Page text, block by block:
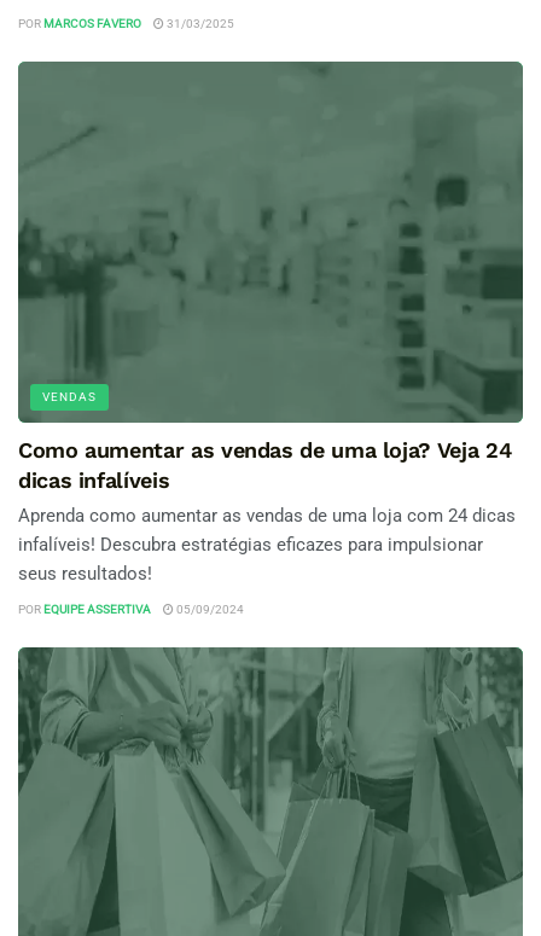
POR MARCOS FAVERO 31/03/2025
VENDAS
Como aumentar as vendas de uma loja? Veja 24
dicas infalíveis
Aprenda como aumentar as vendas de uma loja com 24 dicas
infalíveis! Descubra estratégias eficazes para impulsionar
seus resultados!
POR EQUIPE ASSERTIVA 05/09/2024